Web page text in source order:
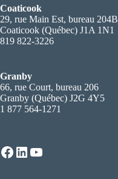
Coaticook
29, rue Main Est, bureau 204B
Coaticook (Québec) J1A 1N1
819 822-3226
Granby
66, rue Court, bureau 206
Granby (Québec) J2G 4Y5
1 877 564-1271
Facebook
LinkedIn
YouTube